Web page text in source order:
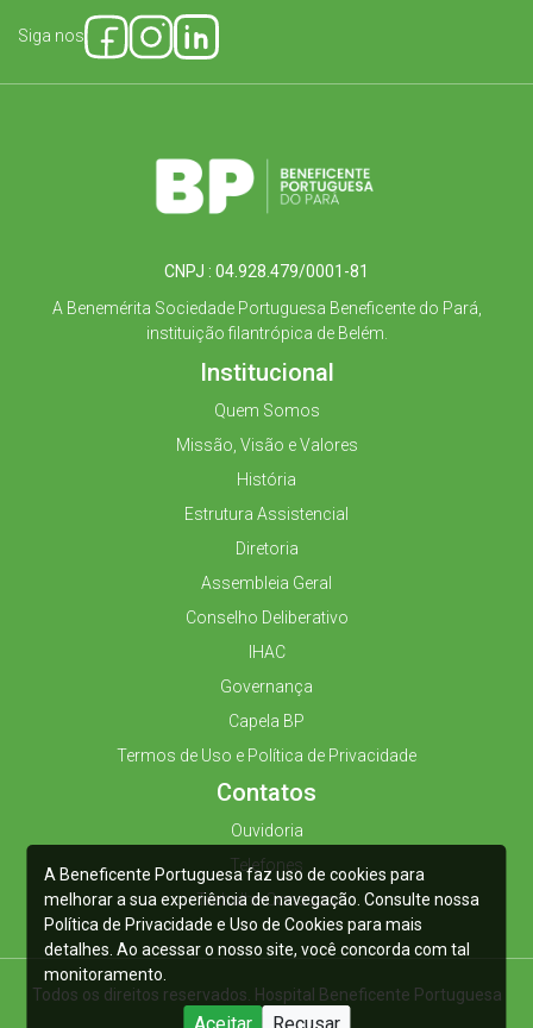
Siga nos
CNPJ : 04.928.479/0001-81
A Benemérita Sociedade Portuguesa Beneficente do Pará,
instituição filantrópica de Belém.
Institucional
Quem Somos
Missão, Visão e Valores
História
Estrutura Assistencial
Diretoria
Assembleia Geral
Conselho Deliberativo
IHAC
Governança
Capela BP
Termos de Uso e Política de Privacidade
Contatos
Ouvidoria
Telefones
Trabalhe Conosco
Todos os direitos reservados. Hospital Beneficente Portuguesa
2025
A Beneficente Portuguesa faz uso de cookies para
melhorar a sua experiência de navegação. Consulte nossa
Política de Privacidade e Uso de Cookies para mais
detalhes. Ao acessar o nosso site, você concorda com tal
monitoramento.